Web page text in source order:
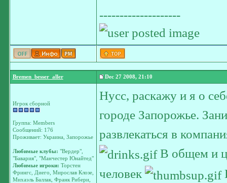
--------------------
Bremen_besser_aller Dec 27 2008, 21:10
Игрок сборной
Группа: Members
Сообщений: 176
Проживает: Украина, Запорожье
Любимые клубы: "Вердер",
"Бавария", "Манчестер Юнайтед"
Любимые игроки: Торстен
Фрингс, Диего, Мирослав Клозе,
Михаэль Баллак, Франк Рибери,
Нусс, раскажу и я о
городе Запорожье.
развлекаться в
В общем и
человек